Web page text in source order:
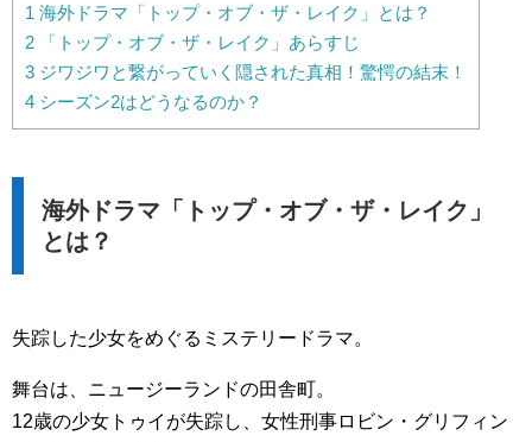
1 海外ドラマ「トップ・オブ・ザ・レイク」とは？
2 「トップ・オブ・ザ・レイク」あらすじ
3 ジワジワと繋がっていく隠された真相！驚愕の結末！
4 シーズン2はどうなるのか？
海外ドラマ「トップ・オブ・ザ・レイク」
とは？
失踪した少女をめぐるミステリードラマ。
舞台は、ニュージーランドの田舎町。
12歳の少女トゥイが失踪し、女性刑事ロビン・グリフィン